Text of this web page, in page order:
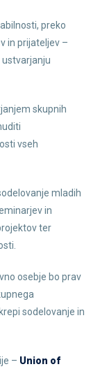
preko
in prijateljev –
skupnih
vseh
mladih
in
ter
osebje bo prav
sodelovanje in
– Union of